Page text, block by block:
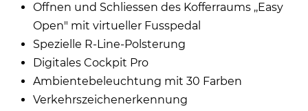
Offnen und Schliessen des Kofferraums ,,Easy
Open" mit virtueller Fusspedal
Spezielle R-Line-Polsterung
Digitales Cockpit Pro
Ambientebeleuchtung mit 30 Farben
Verkehrszeichenerkennung